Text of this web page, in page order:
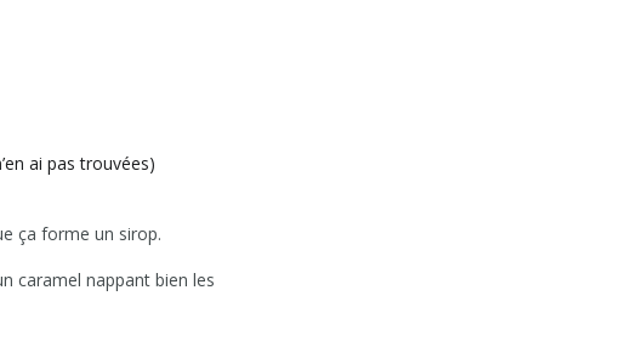
ai pas trouvées)
ça forme un sirop.
caramel nappant bien les